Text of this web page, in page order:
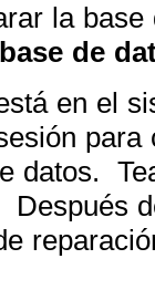
la
de
en el
para
datos.
Después